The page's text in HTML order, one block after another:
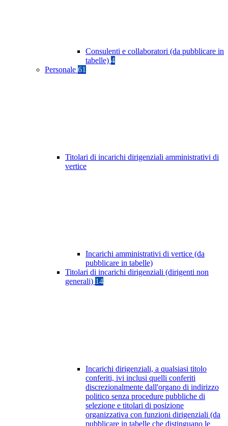
Consulenti e collaboratori (da pubblicare in
tabelle) 4
Personale 61
Titolari di incarichi dirigenziali amministrativi di
vertice
Incarichi amministrativi di vertice (da
pubblicare in tabelle)
Titolari di incarichi dirigenziali (dirigenti non
generali) 14
Incarichi dirigenziali, a qualsiasi titolo
conferiti, ivi inclusi quelli conferiti
discrezionalmente dall'organo di indirizzo
politico senza procedure pubbliche di
selezione e titolari di posizione
organizzativa con funzioni dirigenziali (da
pubblicare in tabelle che distinguano le